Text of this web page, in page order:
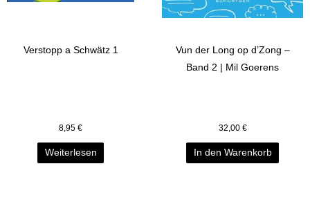
Verstopp a Schwätz 1
8,95 €
Weiterlesen
Vun der Long op d’Zong –
Band 2 | Mil Goerens
32,00 €
In den Warenkorb